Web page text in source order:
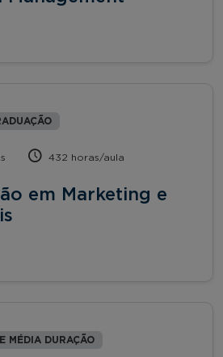
432 horas/aula
em Marketing e
MÉDIA DURAÇÃO